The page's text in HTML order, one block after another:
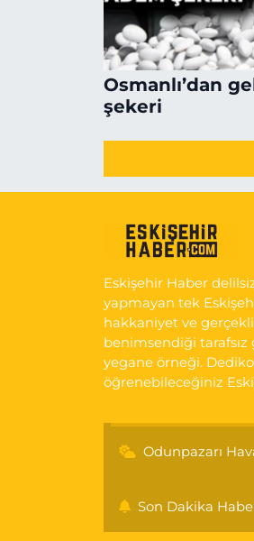
Osmanlı’dan
şekeri
Eskişehir Haber
yapmayan tek
hakkaniyet ve
benimsendiği
yegane örneği.
öğrenebileceğiniz
Odunpazarı
Son Dakika